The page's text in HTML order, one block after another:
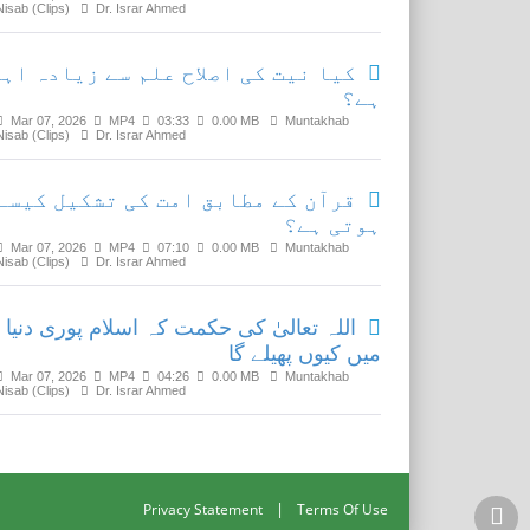
(Clips)
Dr. Israr Ahmed
کیا نیت کی اصلاح علم سے زیادہ
ہے؟
Mar 07, 2026 MP4 03:33 0.00 MB
Muntakhab
(Clips)
Dr. Israr Ahmed
قرآن کے مطابق امت کی تشکیل
ہوتی ہے؟
Mar 07, 2026 MP4 07:10 0.00 MB
Muntakhab
(Clips)
Dr. Israr Ahmed
اللہ تعالیٰ کی حکمت کہ اسلام پوری دنیا
میں کیوں پھیلے گا
Mar 07, 2026 MP4 04:26 0.00 MB
Muntakhab
(Clips)
Dr. Israr Ahmed
Privacy Statement | Terms Of Use